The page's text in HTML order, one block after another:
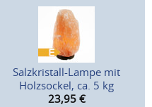
Salzkristall-Lampe mit
Holzsockel, ca. 5 kg
23,95 €